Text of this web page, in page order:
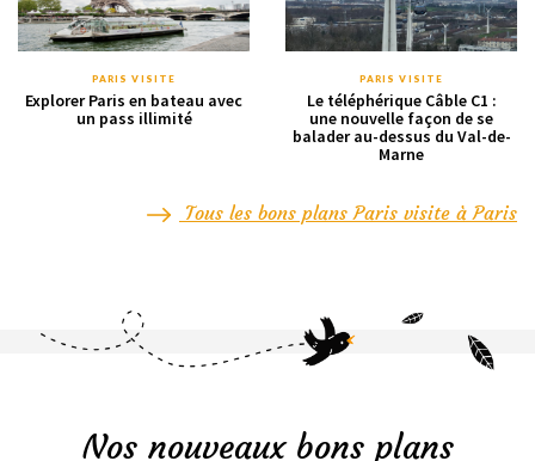
PARIS VISITE
Explorer Paris en bateau avec
un pass illimité
PARIS VISITE
Le téléphérique Câble C1 :
une nouvelle façon de se
balader au-dessus du Val-de-
Marne
Tous les bons plans Paris visite à Paris
Nos nouveaux bons plans